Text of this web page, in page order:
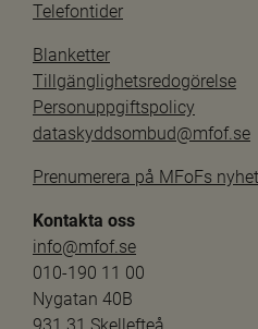
Telefontider
Blanketter
Tillgänglighetsredogörelse
Personuppgiftspolicy
dataskyddsombud@mfof.se
Prenumerera på MFoFs
Kontakta oss
info@mfof.se
010-190 11 00
Nygatan 40B